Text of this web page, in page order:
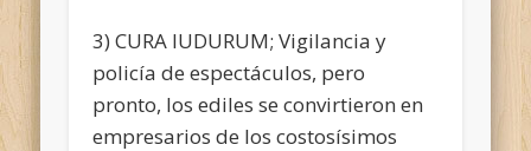
3) CURA IUDURUM; Vigilancia y
policía de espectáculos, pero
pronto, los ediles se convirtieron en
empresarios de los costosísimos